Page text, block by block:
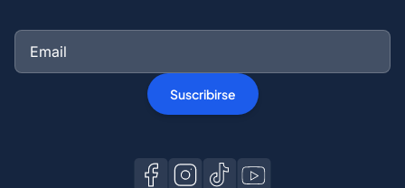
Suscribirse